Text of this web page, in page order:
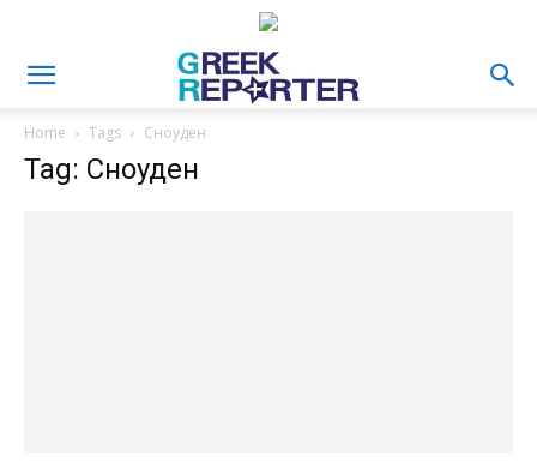
Home Tags Сноуден
Tag: Сноуден